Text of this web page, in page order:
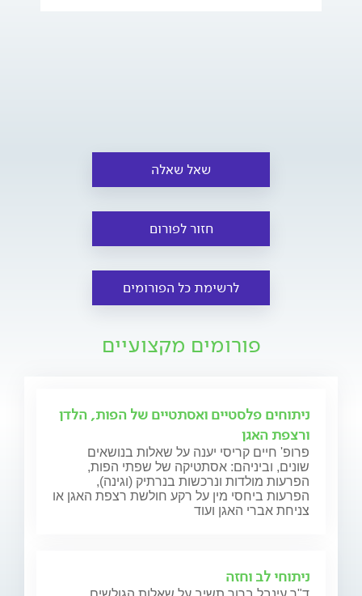
שאל שאלה
חזור לפורום
לרשימת כל הפורומים
פורומים מקצועיים
ניתוחים פלסטיים ואסתטיים של הפות, הלדן
ורצפת האגן
פרופ' חיים קריסי יענה על שאלות בנושאים
שונים, וביניהם: אסתטיקה של שפתי הפות,
הפרעות מולדות ונרכשות בנרתיק (וגינה),
הפרעות ביחסי מין על רקע חולשת רצפת האגן או
צניחת אברי האגן ועוד
ניתוחי לב וחזה